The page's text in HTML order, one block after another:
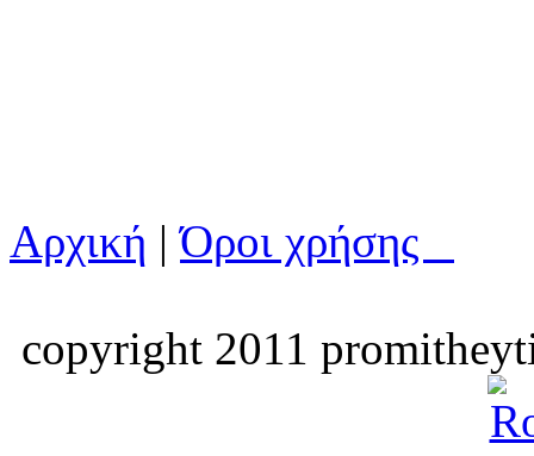
Αρχική |Όροι χρήσης
copyright 2011